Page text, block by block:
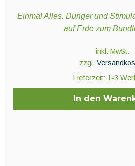
Einmal Alles. Dünger und
auf Erde zum
inkl. MwSt.
zzgl.
Lieferzeit: 1-3
In den